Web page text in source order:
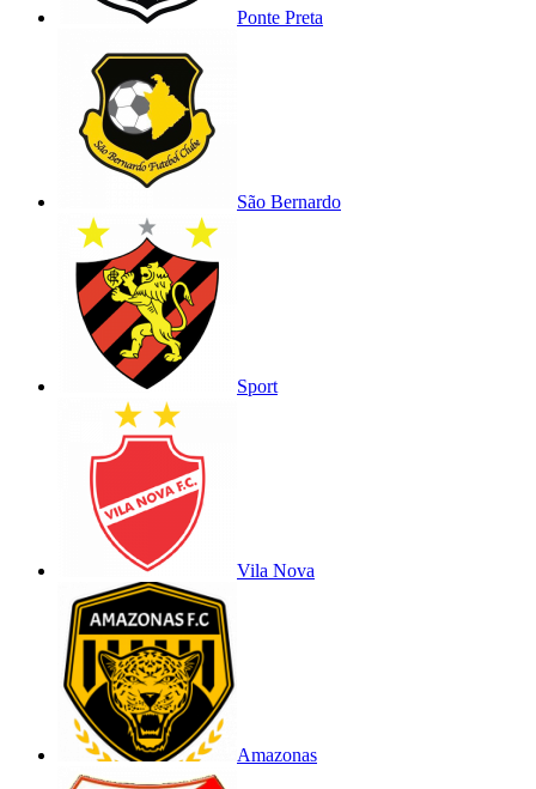
Ponte Preta
São Bernardo
Sport
Vila Nova
Amazonas